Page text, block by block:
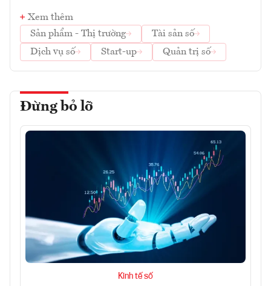
Xem thêm
Sản phẩm - Thị trường
Tài sản số
Dịch vụ số
Start-up Quản trị số
Đừng bỏ lỡ
Kinh tế số